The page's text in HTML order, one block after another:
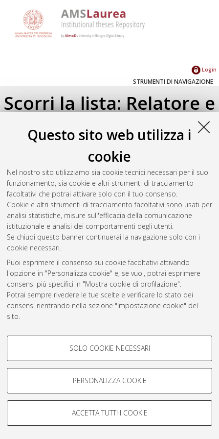
Questo sito web utilizza i
cookie
Nel nostro sito utilizziamo sia cookie tecnici necessari per il suo
funzionamento, sia cookie e altri strumenti di tracciamento
facoltativi che potrai attivare solo con il tuo consenso.
Cookie e altri strumenti di tracciamento facoltativi sono usati per
analisi statistiche, misure sull'efficacia della comunicazione
istituzionale e analisi dei comportamenti degli utenti.
Se chiudi questo banner continuerai la navigazione solo con i
cookie necessari.
Puoi esprimere il consenso sui cookie facoltativi attivando
l'opzione in "Personalizza cookie" e, se vuoi, potrai esprimere
consensi più specifici in "Mostra cookie di profilazione".
Potrai sempre rivedere le tue scelte e verificare lo stato dei
consensi rientrando nella sezione "Impostazione cookie" del
sito.
COOKIE DI PROFILAZIONE -
Si tratta di cookie utilizzati per analizzare le caratteristiche della
navigazione degli utenti, creare profili in base al loro comportamento
Mostra cookie di profilazione
COOKIE TECNICI - NECESSARI
SOLO COOKIE NECESSARI
PERSONALIZZA COOKIE
ACCETTA TUTTI I COOKIE
Login
STRUMENTI DI NAVIGAZIONE
Scorri la lista: Relatore e
Correlatore
Seleziona un valore dall'elenco sottostante.
2024(1)
2023(2)
2022 (1)
Atom
Rss 1.0
Rss 2.0
AMS Laurea
Servizio implementato e gestito da AlmaDL
Informativa sulla privacy
Condizioni d’uso del sito
© ALMA MATER STUDIORUM - Università di Bologna, 2007-2026.